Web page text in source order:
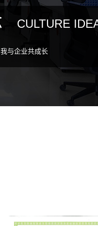
CULTURE
与企业共成长